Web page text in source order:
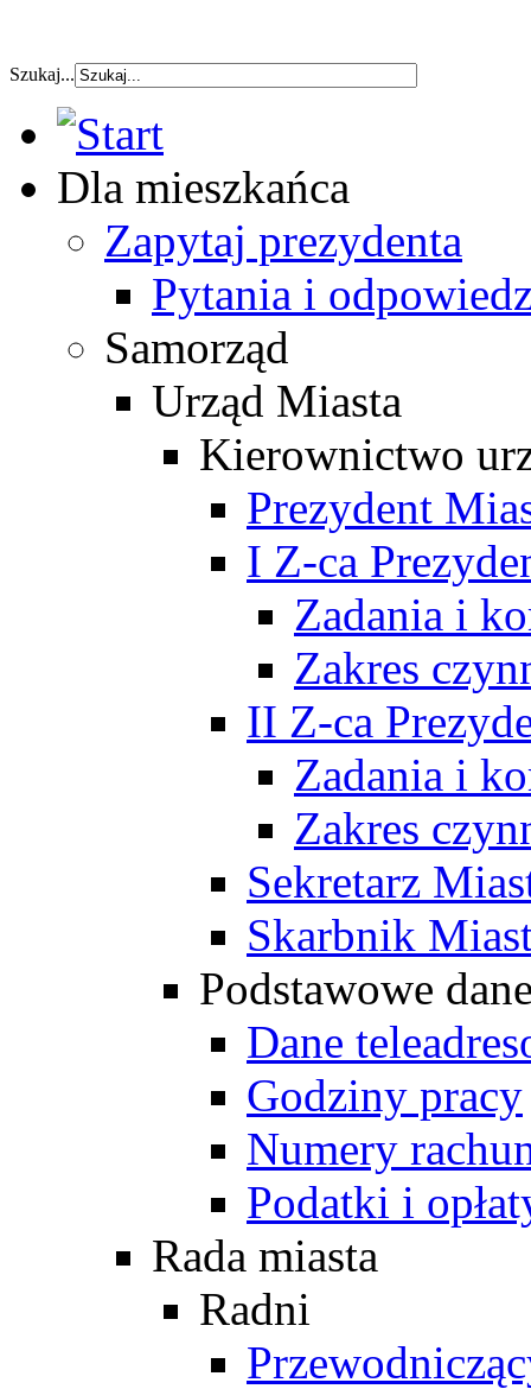
szybka pozyczka
Szukaj...
Dla mieszkańca
Zapytaj prezydenta
Pytania i
Samorząd
Urząd Miasta
Kierownictwo
Prezydent
I Z-ca
Zadania i
Zakres
II Z-ca
Zadania i
Zakres
Sekretarz
Skarbnik
Podstawowe
Dane
Godziny pracy
Numery
Podatki i
Rada miasta
Radni